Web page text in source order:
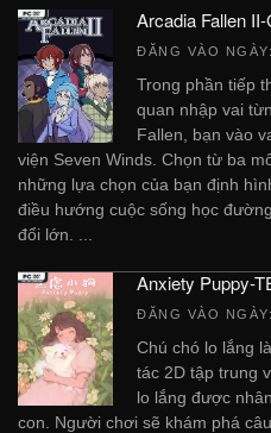
Arcadia Fallen
ĐĂNG VÀO NGÀY:
Trong phần tiếp
quan nhập vai
Fallen, bạn vào
viện Seven Winds. Chọn từ ba
những lựa chọn của bạn định
điều hướng cuộc sống học
đổi lớn. ...
Anxiety Puppy-
ĐĂNG VÀO NGÀY:
Chú chó lo lắng
tác 2D tập trung
lo lắng được
con. Người chơi sẽ khám phá